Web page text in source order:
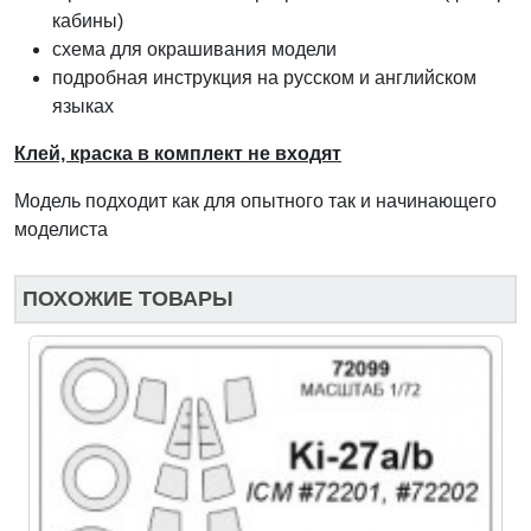
кабины)
схема для окрашивания модели
подробная инструкция на русском и английском
языках
Клей, краска в комплект не входят
Модель подходит как для опытного так и начинающего
моделиста
ПОХОЖИЕ ТОВАРЫ